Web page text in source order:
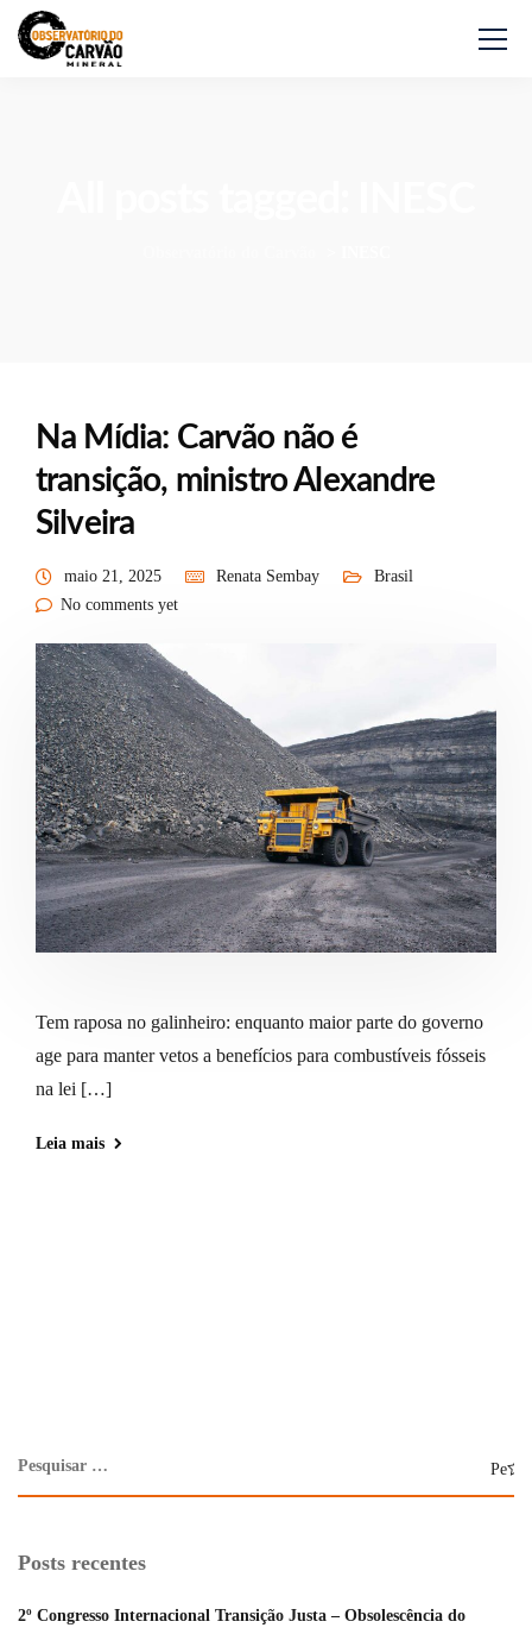
Na Mídia: Carvão não é
transição, ministro Alexandre
Silveira
maio 21, 2025 Renata Sembay
Brasil
No comments yet
Tem raposa no galinheiro: enquanto maior parte do governo
age para manter vetos a benefícios para combustíveis fósseis
na lei […]
Leia mais
Posts recentes
2º Congresso Internacional Transição Justa – Obsolescência do